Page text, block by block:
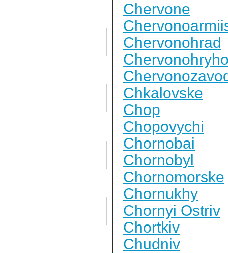
Chervone
Chervonohrad
Chkalovske
Chop
Chopovychi
Chornobai
Chornobyl
Chornomorske
Chornukhy
Chornyi Ostriv
Chortkiv
Chudniv